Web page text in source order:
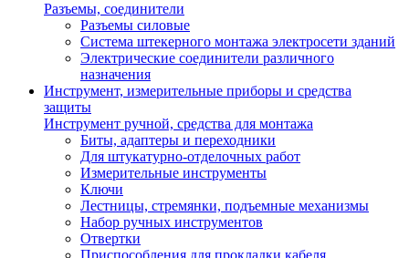
Разъемы, соединители
Разъемы силовые
Система штекерного монтажа электросети зданий
Электрические соединители различного
назначения
Инструмент, измерительные приборы и средства
защиты
Инструмент ручной, средства для монтажа
Биты, адаптеры и переходники
Для штукатурно-отделочных работ
Измерительные инструменты
Ключи
Лестницы, стремянки, подъемные механизмы
Набор ручных инструментов
Отвертки
Приспособления для прокладки кабеля